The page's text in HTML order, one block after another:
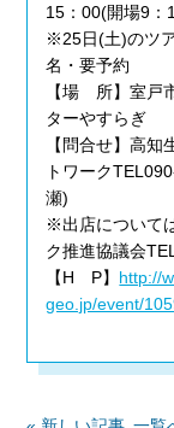
15：00(開場9：
※25日(土)のツ
名・要予約
【場 所】室戸
ターやすらぎ
【問合せ】高知
トワーク
瀬)
※出店について
ク推進協議会
【H P】 http://
geo.jp/event/